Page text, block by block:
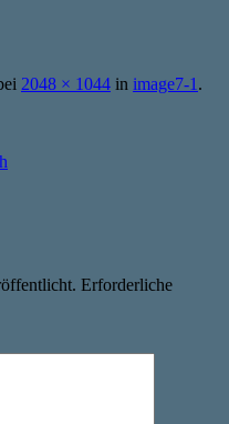
2048 × 1044 in image7-1 .
Erforderliche